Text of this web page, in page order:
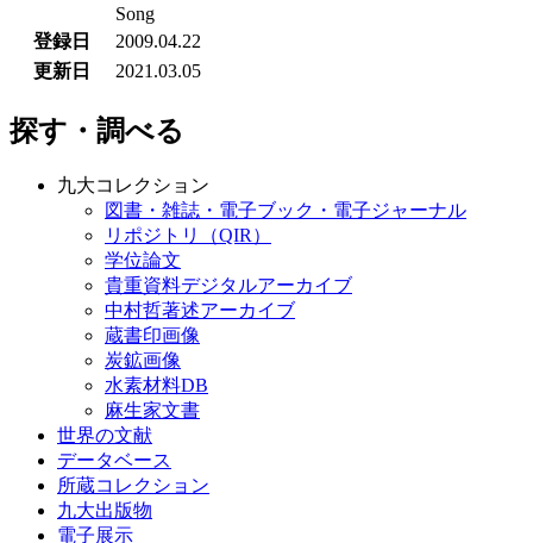
Song
登録日
2009.04.22
更新日
2021.03.05
探す・調べる
九大コレクション
図書・雑誌・電子ブック・電子ジャーナル
リポジトリ（QIR）
学位論文
貴重資料デジタルアーカイブ
中村哲著述アーカイブ
蔵書印画像
炭鉱画像
水素材料DB
麻生家文書
世界の文献
データベース
所蔵コレクション
九大出版物
電子展示